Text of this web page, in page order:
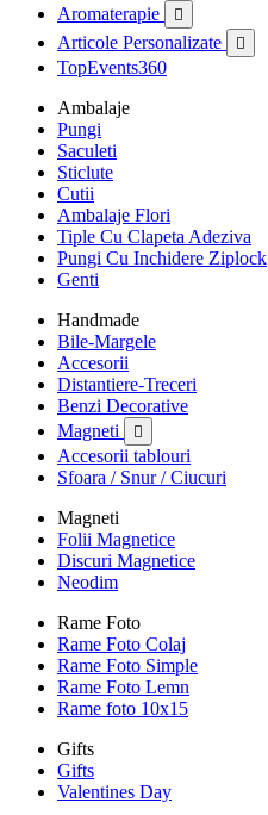
Aromaterapie

Articole Personalizate 
TopEvents360
Ambalaje
Pungi
Saculeti
Sticlute
Cutii
Ambalaje Flori
Tiple Cu Clapeta Adeziva
Pungi Cu Inchidere Ziplock
Genti
Handmade
Bile-Margele
Accesorii
Distantiere-Treceri
Benzi Decorative
Magneti

Accesorii tablouri
Sfoara / Snur / Ciucuri
Magneti
Folii Magnetice
Discuri Magnetice
Neodim
Rame Foto
Rame Foto Colaj
Rame Foto Simple
Rame Foto Lemn
Rame foto 10x15
Gifts
Gifts
Valentines Day